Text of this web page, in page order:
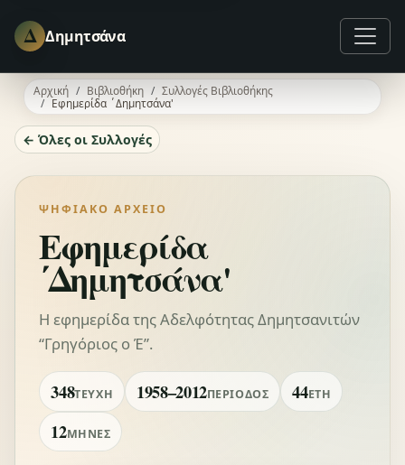
Δ Δημητσάνα
Αρχική Βιβλιοθήκη
Συλλογές Βιβλιοθήκης
Εφημερίδα ΄Δημητσάνα'
← Όλες οι Συλλογές
ΨΗΦΙΑΚΌ ΑΡΧΕΊΟ
Εφημερίδα
΄Δημητσάνα'
Η εφημερίδα της Αδελφότητας Δημητσανιτών
“Γρηγόριος ο Έ”.
348ΤΕΎΧΗ 1958–2012ΠΕΡΊΟΔΟΣ 44ΈΤΗ
12ΜΉΝΕΣ